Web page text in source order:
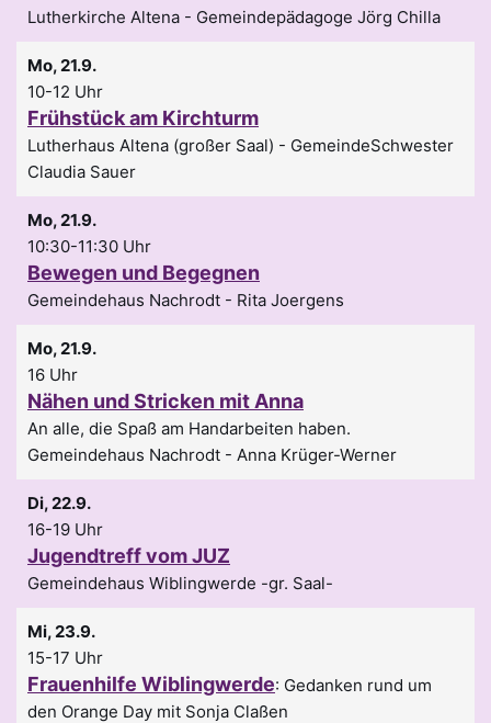
Lutherkirche Altena Gemeindepädagoge Jörg Chilla
Mo, 21.9.
10-12 Uhr
Frühstück am Kirchturm
Lutherhaus Altena (großer Saal)
GemeindeSchwester
Claudia Sauer
Mo, 21.9.
10:30-11:30 Uhr
Bewegen und Begegnen
Gemeindehaus Nachrodt Rita Joergens
Mo, 21.9.
16 Uhr
Nähen und Stricken mit Anna
An alle, die Spaß am Handarbeiten haben.
Gemeindehaus Nachrodt
Anna Krüger-Werner
Di, 22.9.
16-19 Uhr
Jugendtreff vom JUZ
Gemeindehaus Wiblingwerde -gr. Saal-
Mi, 23.9.
15-17 Uhr
Frauenhilfe Wiblingwerde: Gedanken rund um
den Orange Day mit Sonja Claßen